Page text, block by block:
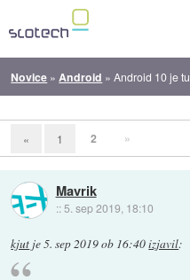
Novice » Android »Android 10 je tu
« 1 2 »
Mavrik
:: 5. sep 2019, 18:10
kjut je5. sep 2019 ob 16:40izjavil: